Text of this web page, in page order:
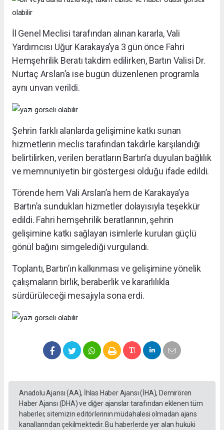
İl Genel Meclisi tarafından alınan kararla, Vali
Yardımcısı Uğur Karakaya’ya 3 gün önce Fahri
Hemşehrilik Beratı takdim edilirken, Bartın Valisi Dr.
Nurtaç Arslan’a ise bugün düzenlenen programla
aynı unvan verildi.
Şehrin farklı alanlarda gelişimine katkı sunan
hizmetlerin meclis tarafından takdirle karşılandığı
belirtilirken, verilen beratların Bartın’a duyulan bağlılık
ve memnuniyetin bir göstergesi olduğu ifade edildi.
Törende hem Vali Arslan’a hem de Karakaya’ya
Bartın’a sundukları hizmetler dolayısıyla teşekkür
edildi. Fahri hemşehrilik beratlarının, şehrin
gelişimine katkı sağlayan isimlerle kurulan güçlü
gönül bağını simgelediği vurgulandı.
Toplantı, Bartın’ın kalkınması ve gelişimine yönelik
çalışmaların birlik, beraberlik ve kararlılıkla
sürdürüleceği mesajıyla sona erdi.
Anadolu Ajansı (AA), İhlas Haber Ajansı (İHA), Demirören
Haber Ajansı (DHA) ve diğer ajanslar tarafından eklenen tüm
haberler, sitemizin editörlerinin müdahalesi olmadan ajans
kanallarından çekilmektedir. Bu haberlerde yer alan hukuki